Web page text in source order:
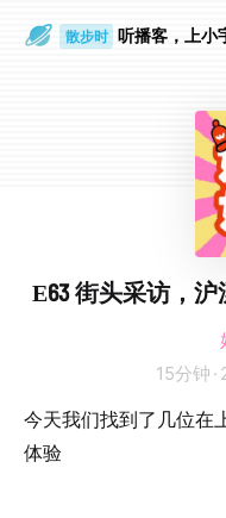
散步时 听播客，上小
E63 街头采访，
15分钟 ·
今天我们找到了几位在
体验